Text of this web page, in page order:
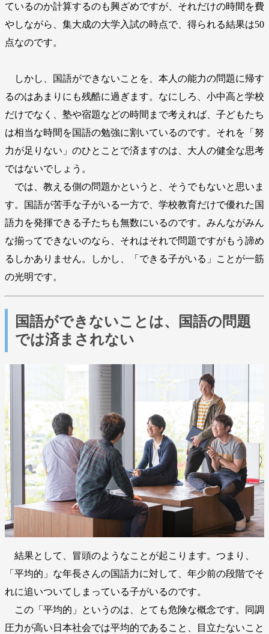
ているのか計算するのも興ざめですが、それだけの時間を費
やしながら、集大成の大学入試の時点で、得られる結果は50
点なのです。
しかし、国語ができないことを、本人の能力の問題に帰す
るのはあまりにも残酷に過ぎます。なにしろ、小中高と学校
だけでなく、塾や宿題などの時間まで考えれば、子どもたち
は相当な時間を国語の勉強に割いているのです。それを「努
力が足りない」のひとことで済ますのは、大人の健全な思考
ではないでしょう。
では、教える側の問題かというと、そうでもないと思いま
す。国語が苦手な子がいる一方で、学校教育だけで優れた国
語力を発揮できる子たちも無数にいるのです。みんながみん
な揃ってできないのなら、それはそれで問題ですがもう諦め
るしかありません。しかし、「できる子がいる」ことが一筋
の光明です。
国語ができないことは、国語の問題
では済まされない
結果として、冒頭のようなことが起こります。つまり、
「平均的」な年長さんの国語力に対して、年少前の段階でそ
れに追いついてしまっている子がいるのです。
この「平均的」というのは、とても危険な概念です。同調
圧力が高い日本社会では平均的であること、目立たないこと